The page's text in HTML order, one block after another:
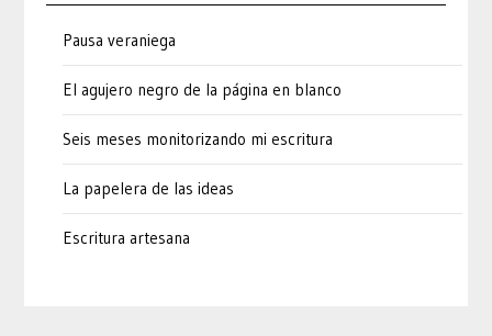
Pausa veraniega
El agujero negro de la página en blanco
Seis meses monitorizando mi escritura
La papelera de las ideas
Escritura artesana